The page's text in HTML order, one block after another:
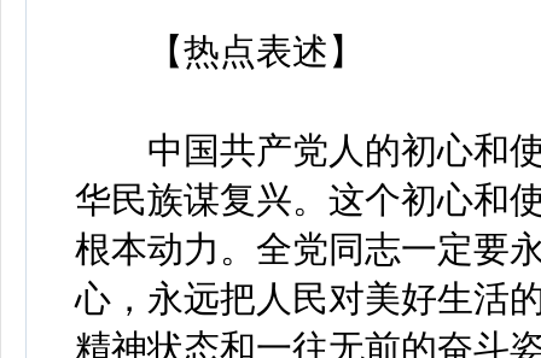
【热点表述】
中国共产党人的初心和使
华民族谋复兴。这个初心和
根本动力。全党同志一定要
心，永远把人民对美好生活
精神状态和一往无前的奋斗